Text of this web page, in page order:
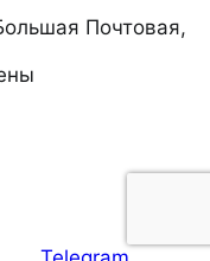
Почтовая,